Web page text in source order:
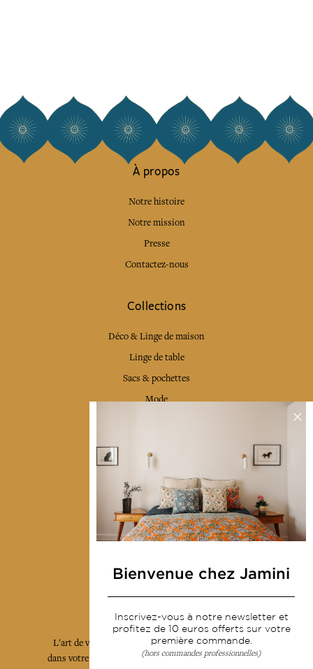
À propos
Notre histoire
Notre mission
Presse
Contactez-nous
Collections
Déco & Linge de maison
Linge de table
Sacs & pochettes
Mode
Livraison & retour
CGV
Devenir revendeur
Notre communauté
L'art de vivre JAMINI raconté avec poésie et élégance
dans votre boîte mail. Inscrivez vous à notre newsletter
Bienvenue chez Jamini
Inscrivez-vous à notre newsletter et
profitez de 10 euros offerts sur votre
première commande.
(hors commandes professionnelles)